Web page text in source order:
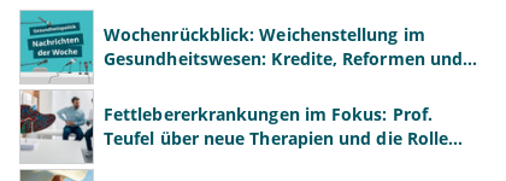
Wochenrückblick: Weichenstellung im
Gesundheitswesen: Kredite, Reformen und
Fettlebererkrankungen im Fokus: Prof.
Teufel über neue Therapien und die Rolle